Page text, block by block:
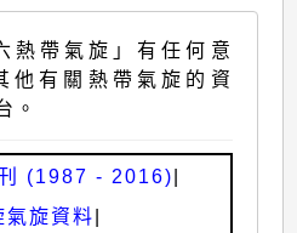
熱帶氣旋」有任何意
他有關熱帶氣旋的資
。
(1987 - 2016)
氣旋資料